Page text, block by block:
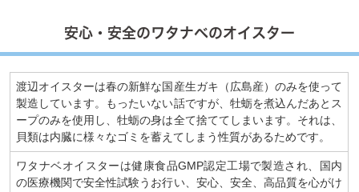
安心・安全のワタナベのオイスター
渡辺オイスターは春の新鮮な国産生ガキ（広島産）のみを使って
製造しています。もったいない話ですが、牡蛎を煮込んだあとス
ープのみを使用し、牡蛎の身は全て捨ててしまいます。それは、
貝類は内臓に様々なゴミを蓄えてしまう性質があるためです。
ワタナベオイスターは健康食品GMP認定工場で製造され、国内
の医療機関で安全性試験うお行い、安心、安全、高品質を心がけ